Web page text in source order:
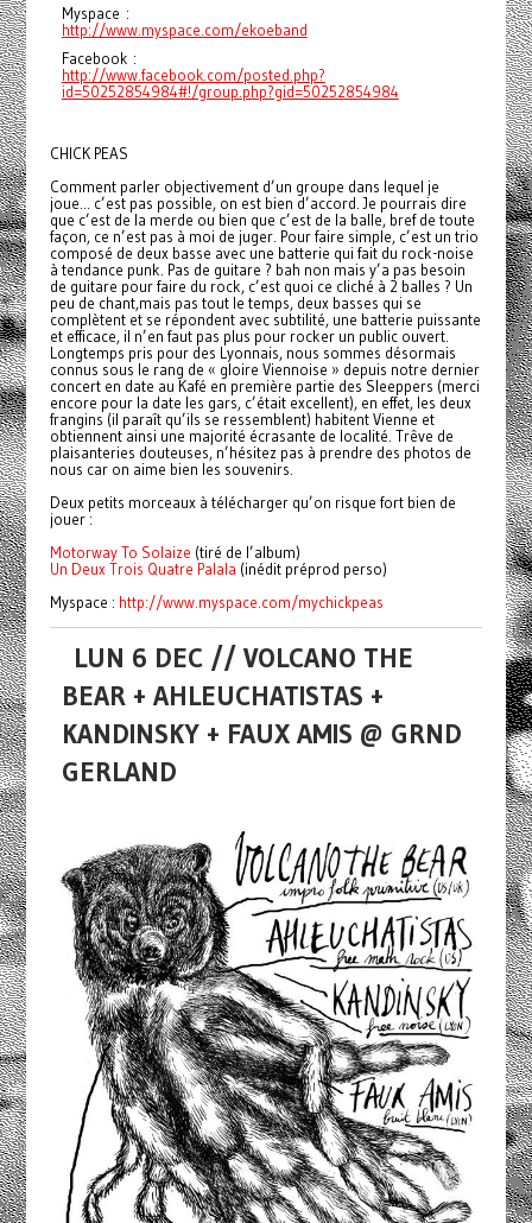
Myspace :
http://www.myspace.com/ekoeband
Facebook :
http://www.facebook.com/posted.php?
id=50252854984#!/group.php?gid=50252854984
CHICK PEAS
Comment parler objectivement d’un groupe dans lequel je
joue... c’est pas possible, on est bien d’accord. Je pourrais dire
que c’est de la merde ou bien que c’est de la balle, bref de toute
façon, ce n’est pas à moi de juger. Pour faire simple, c’est un trio
composé de deux basse avec une batterie qui fait du rock-noise
à tendance punk. Pas de guitare ? bah non mais y’a pas besoin
de guitare pour faire du rock, c’est quoi ce cliché à 2 balles ? Un
peu de chant,mais pas tout le temps, deux basses qui se
complètent et se répondent avec subtilité, une batterie puissante
et efficace, il n’en faut pas plus pour rocker un public ouvert.
Longtemps pris pour des Lyonnais, nous sommes désormais
connus sous le rang de « gloire Viennoise » depuis notre dernier
concert en date au Kafé en première partie des Sleeppers (merci
encore pour la date les gars, c’était excellent), en effet, les deux
frangins (il paraît qu’ils se ressemblent) habitent Vienne et
obtiennent ainsi une majorité écrasante de localité. Trêve de
plaisanteries douteuses, n’hésitez pas à prendre des photos de
nous car on aime bien les souvenirs.
Deux petits morceaux à télécharger qu’on risque fort bien de
jouer :
Motorway To Solaize (tiré de l’album)
Un Deux Trois Quatre Palala (inédit préprod perso)
Myspace : http://www.myspace.com/mychickpeas
LUN 6 DEC // VOLCANO THE
BEAR + AHLEUCHATISTAS +
KANDINSKY + FAUX AMIS @ GRND
GERLAND